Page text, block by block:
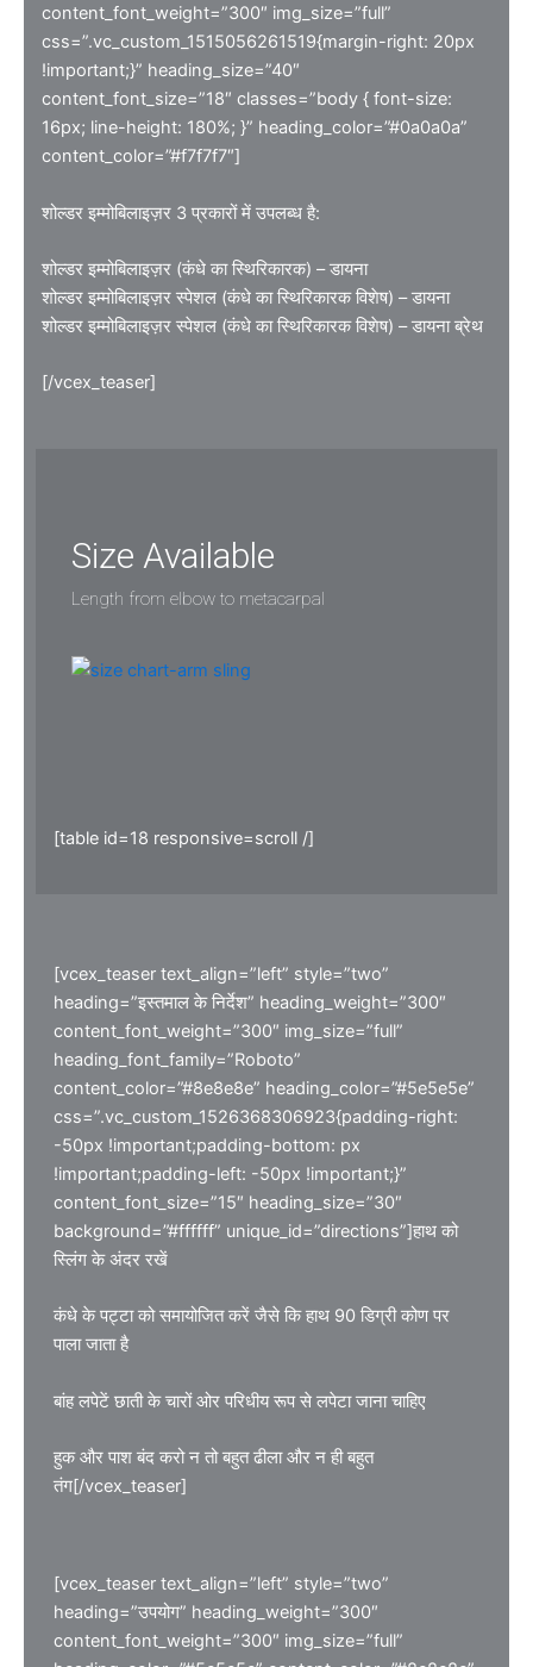
content_font_weight=”300″ img_size=”full”
css=”.vc_custom_1515056261519{margin-right: 20px
!important;}” heading_size=”40″
content_font_size=”18″ classes=”body { font-size:
16px; line-height: 180%; }” heading_color=”#0a0a0a”
content_color=”#f7f7f7″]
शोल्डर इम्मोबिलाइज़र 3 प्रकारों में उपलब्ध है:
शोल्डर इम्मोबिलाइज़र (कंधे का स्थिरिकारक) – डायना
शोल्डर इम्मोबिलाइज़र स्पेशल (कंधे का स्थिरिकारक विशेष) – डायना
शोल्डर इम्मोबिलाइज़र स्पेशल (कंधे का स्थिरिकारक विशेष) – डायना ब्रेथ
[/vcex_teaser]
Size Available
Length from elbow to metacarpal
[table id=18 responsive=scroll /]
[vcex_teaser text_align=”left” style=”two”
heading=”इस्तमाल के निर्देश” heading_weight=”300″
content_font_weight=”300″ img_size=”full”
heading_font_family=”Roboto”
content_color=”#8e8e8e” heading_color=”#5e5e5e”
css=”.vc_custom_1526368306923{padding-right:
-50px !important;padding-bottom: px
!important;padding-left: -50px !important;}”
content_font_size=”15″ heading_size=”30″
background=”#ffffff” unique_id=”directions”]हाथ को
स्लिंग के अंदर रखें
कंधे के पट्टा को समायोजित करें जैसे कि हाथ 90 डिग्री कोण पर
पाला जाता है
बांह लपेटें छाती के चारों ओर परिधीय रूप से लपेटा जाना चाहिए
हुक और पाश बंद करो न तो बहुत ढीला और न ही बहुत
तंग[/vcex_teaser]
[vcex_teaser text_align=”left” style=”two”
heading=”उपयोग” heading_weight=”300″
content_font_weight=”300″ img_size=”full”